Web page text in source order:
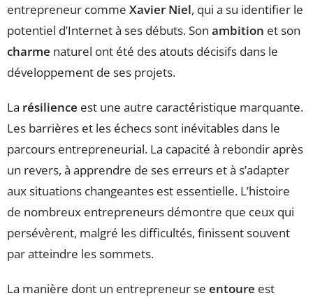
entrepreneur comme Xavier Niel, qui a su identifier le
potentiel d’Internet à ses débuts. Son ambition et son
charme naturel ont été des atouts décisifs dans le
développement de ses projets.
La résilience est une autre caractéristique marquante.
Les barrières et les échecs sont inévitables dans le
parcours entrepreneurial. La capacité à rebondir après
un revers, à apprendre de ses erreurs et à s’adapter
aux situations changeantes est essentielle. L’histoire
de nombreux entrepreneurs démontre que ceux qui
persévèrent, malgré les difficultés, finissent souvent
par atteindre les sommets.
La manière dont un entrepreneur se entoure est